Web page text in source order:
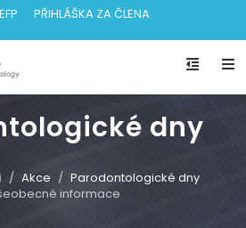
PŘIHLÁŠKA ZA ČLENA
dny
Akce
Parodontologické dny
informace